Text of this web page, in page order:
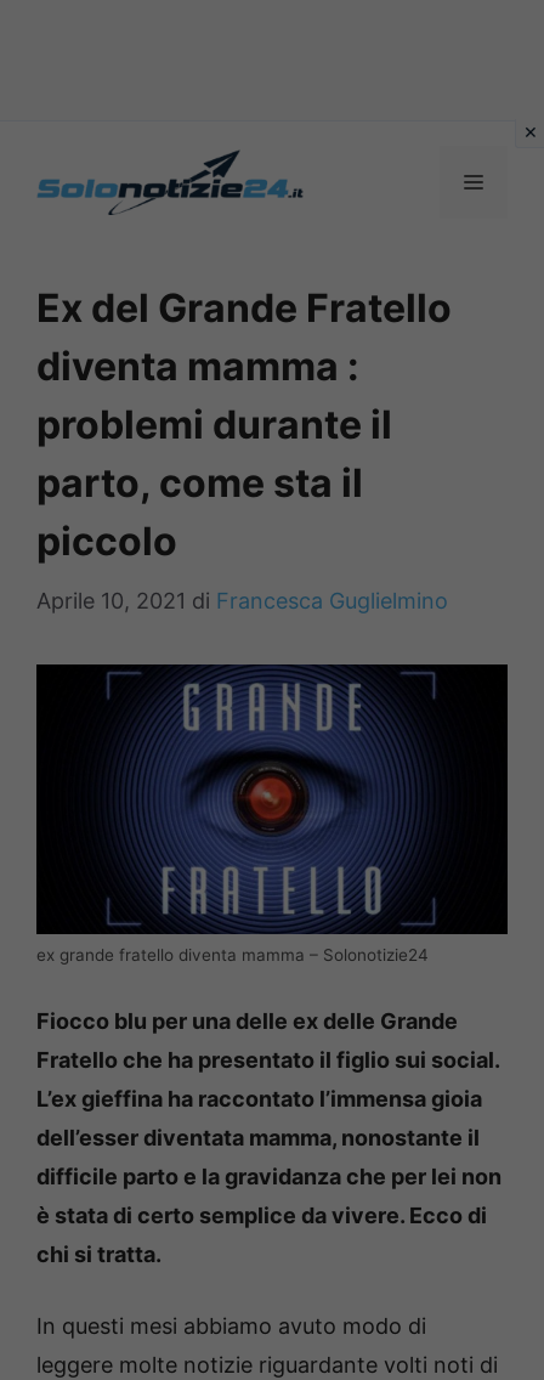
MENU
Ex del Grande Fratello
diventa mamma :
problemi durante il
parto, come sta il
piccolo
Aprile 10, 2021 di Francesca Guglielmino
ex grande fratello diventa mamma – Solonotizie24
Fiocco blu per una delle ex delle Grande
Fratello che ha presentato il figlio sui social.
L’ex gieffina ha raccontato l’immensa gioia
dell’esser diventata mamma, nonostante il
difficile parto e la gravidanza che per lei non
è stata di certo semplice da vivere. Ecco di
chi si tratta.
In questi mesi abbiamo avuto modo di
leggere molte notizie riguardante volti noti di